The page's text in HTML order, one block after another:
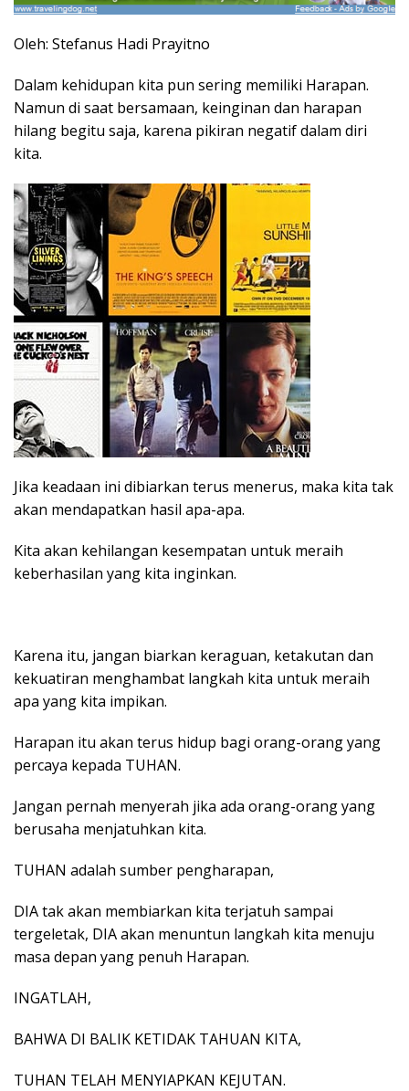
Oleh: Stefanus Hadi Prayitno
Dalam kehidupan kita pun sering memiliki Harapan.
Namun di saat bersamaan, keinginan dan harapan
hilang begitu saja, karena pikiran negatif dalam diri
kita.
Jika keadaan ini dibiarkan terus menerus, maka kita tak
akan mendapatkan hasil apa-apa.
Kita akan kehilangan kesempatan untuk meraih
keberhasilan yang kita inginkan.
Karena itu, jangan biarkan keraguan, ketakutan dan
kekuatiran menghambat langkah kita untuk meraih
apa yang kita impikan.
Harapan itu akan terus hidup bagi orang-orang yang
percaya kepada TUHAN.
Jangan pernah menyerah jika ada orang-orang yang
berusaha menjatuhkan kita.
TUHAN adalah sumber pengharapan,
DIA tak akan membiarkan kita terjatuh sampai
tergeletak, DIA akan menuntun langkah kita menuju
masa depan yang penuh Harapan.
INGATLAH,
BAHWA DI BALIK KETIDAK TAHUAN KITA,
TUHAN TELAH MENYIAPKAN KEJUTAN.